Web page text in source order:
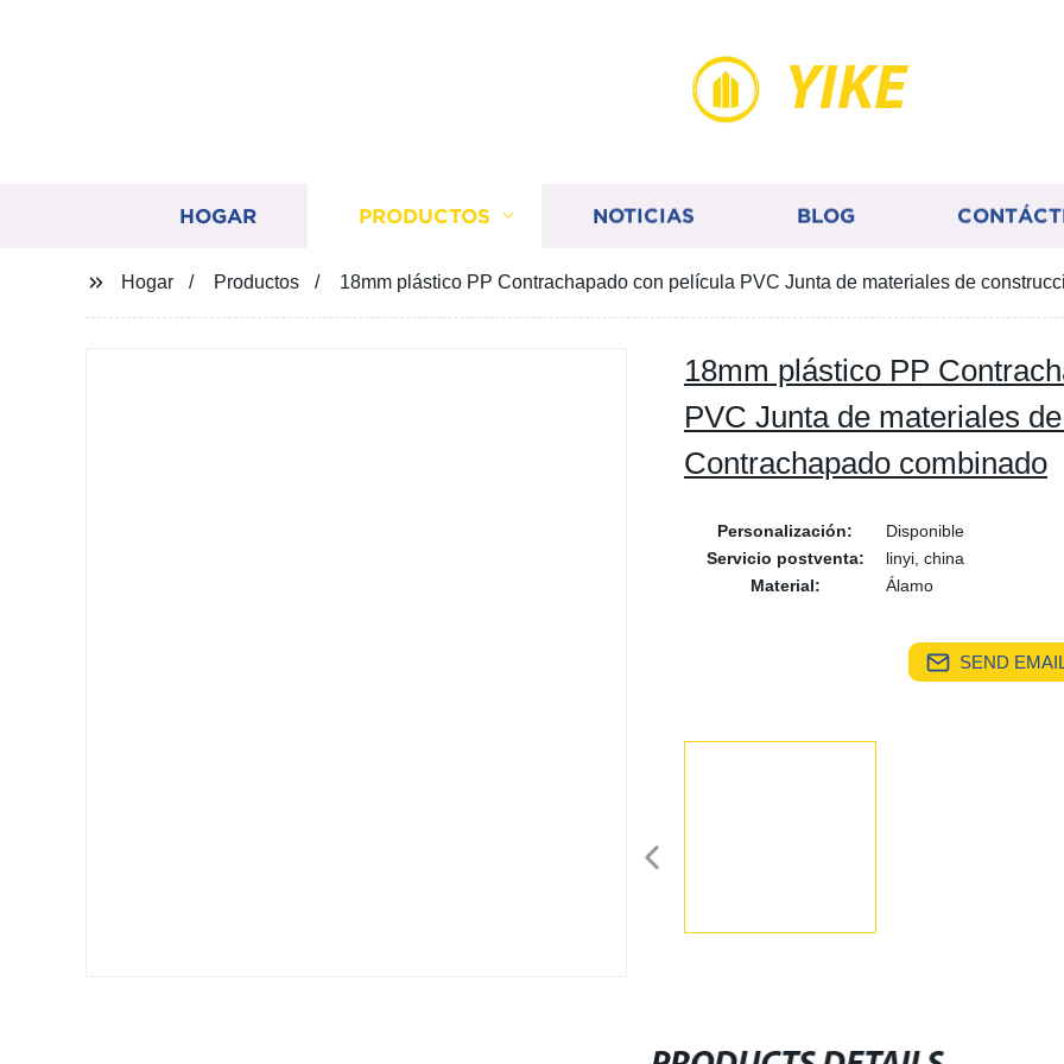
YIKE
HOGAR PRODUCTOS NOTICIAS BLOG
Hogar Productos 18mm plástico PP Contrachapado con película PVC Junta de materiales de
18mm plástico PP
PVC Junta de materiales
Contrachapado combinado
Personalización:
Disponible
Servicio postventa:
linyi, china
Material:
Álamo
SEND